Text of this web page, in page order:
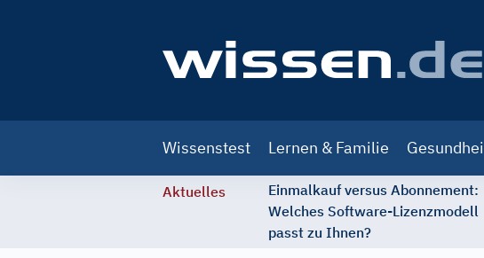
navigation
Wissenstest Lernen & Familie
Aktuelles
Einmalkauf versus Abonnement:
Welches Software-Lizenzmodell
passt zu Ihnen?